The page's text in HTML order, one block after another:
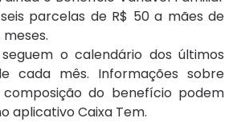
parcelas de R$ 50 a mães de
o calendário dos últimos
cada mês. Informações sobre
do benefício podem
aplicativo Caixa Tem.